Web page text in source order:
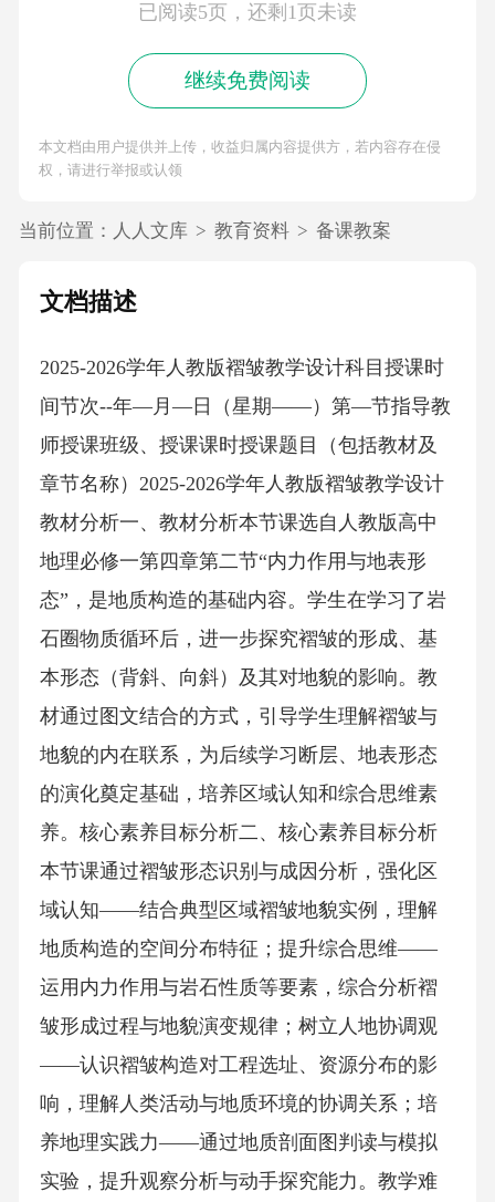
已阅读5页，还剩1页未读
继续免费阅读
本文档由用户提供并上传，收益归属内容提供方，若内容存在侵
权，请进行举报或认领
当前位置： 人人文库 > 教育资料 > 备课教案
文档描述
2025-2026学年人教版褶皱教学设计科目授课时
间节次--年—月—日（星期——）第—节指导教
师授课班级、授课课时授课题目（包括教材及
章节名称）2025-2026学年人教版褶皱教学设计
教材分析一、教材分析本节课选自人教版高中
地理必修一第四章第二节“内力作用与地表形
态”，是地质构造的基础内容。学生在学习了岩
石圈物质循环后，进一步探究褶皱的形成、基
本形态（背斜、向斜）及其对地貌的影响。教
材通过图文结合的方式，引导学生理解褶皱与
地貌的内在联系，为后续学习断层、地表形态
的演化奠定基础，培养区域认知和综合思维素
养。核心素养目标分析二、核心素养目标分析
本节课通过褶皱形态识别与成因分析，强化区
域认知——结合典型区域褶皱地貌实例，理解
地质构造的空间分布特征；提升综合思维——
运用内力作用与岩石性质等要素，综合分析褶
皱形成过程与地貌演变规律；树立人地协调观
——认识褶皱构造对工程选址、资源分布的影
响，理解人类活动与地质环境的协调关系；培
养地理实践力——通过地质剖面图判读与模拟
实验，提升观察分析与动手探究能力。教学难